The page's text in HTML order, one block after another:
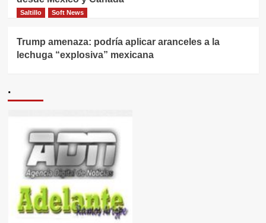
Saltillo Soft News
Trump amenaza: podría aplicar aranceles a la
lechuga “explosiva” mexicana
.